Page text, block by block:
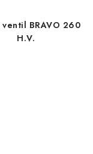
ventil BRAVO 260
H.V.